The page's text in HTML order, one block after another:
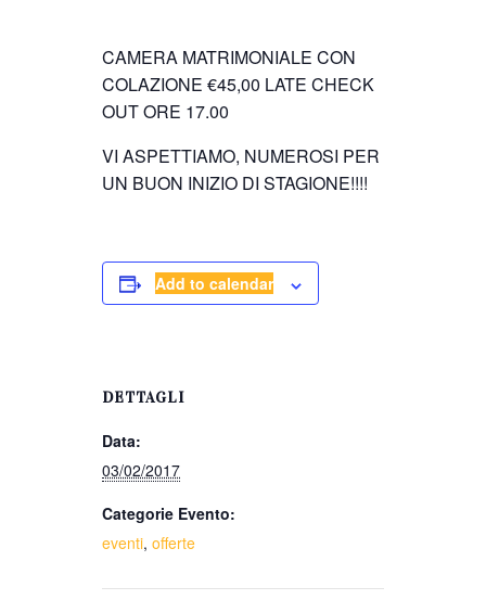
CAMERA MATRIMONIALE CON
COLAZIONE €45,00 LATE CHECK
OUT ORE 17.00
VI ASPETTIAMO, NUMEROSI PER
UN BUON INIZIO DI STAGIONE!!!!
Add to calendar
DETTAGLI
Data:
03/02/2017
Categorie Evento:
eventi, offerte